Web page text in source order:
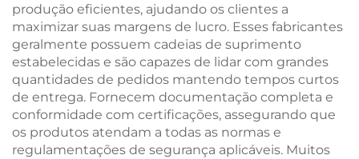
produção eficientes, ajudando os clientes a
maximizar suas margens de lucro. Esses fabricantes
geralmente possuem cadeias de suprimento
estabelecidas e são capazes de lidar com grandes
quantidades de pedidos mantendo tempos curtos
de entrega. Fornecem documentação completa e
conformidade com certificações, assegurando que
os produtos atendam a todas as normas e
regulamentações de segurança aplicáveis. Muitos